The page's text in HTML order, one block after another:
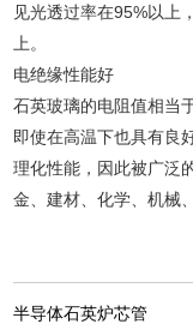
见光透过率在95%以上
上。
电绝缘性能好
石英玻璃的电阻值相当
即使在高温下也具有
理化性能，因此被广泛
金、建材、化学、机械
半导体石英炉芯管